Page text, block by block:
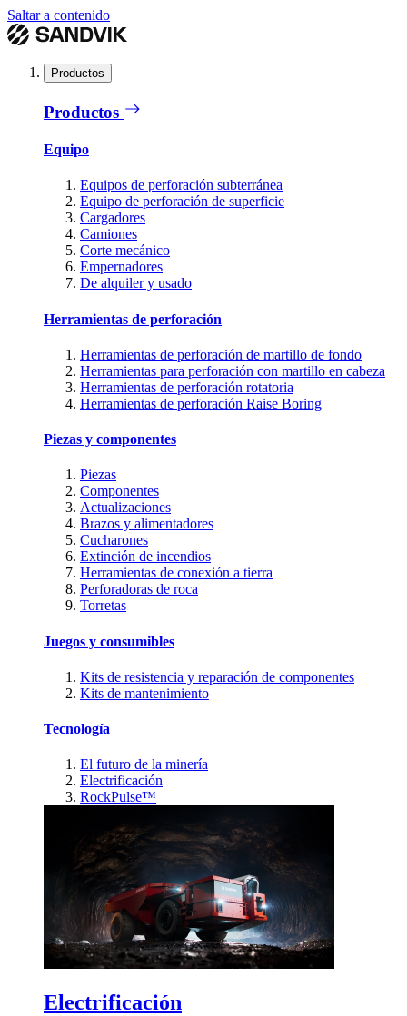
Saltar a contenido
Productos
Productos
Equipo
Equipos de perforación subterránea
Equipo de perforación de superficie
Cargadores
Camiones
Corte mecánico
Empernadores
De alquiler y usado
Herramientas de perforación
Herramientas de perforación de martillo de fondo
Herramientas para perforación con martillo en cabeza
Herramientas de perforación rotatoria
Herramientas de perforación Raise Boring
Piezas y componentes
Piezas
Componentes
Actualizaciones
Brazos y alimentadores
Cucharones
Extinción de incendios
Herramientas de conexión a tierra
Perforadoras de roca
Torretas
Juegos y consumibles
Kits de resistencia y reparación de componentes
Kits de mantenimiento
Tecnología
El futuro de la minería
Electrificación
RockPulse™
Electrificación